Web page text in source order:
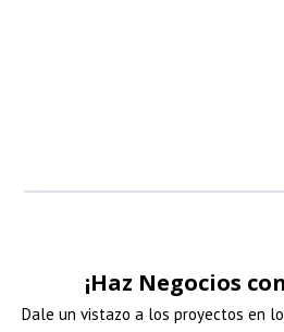
¡Haz Negocios
Dale un vistazo a los proyectos en